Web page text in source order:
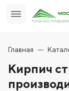
Главная
Кирпич